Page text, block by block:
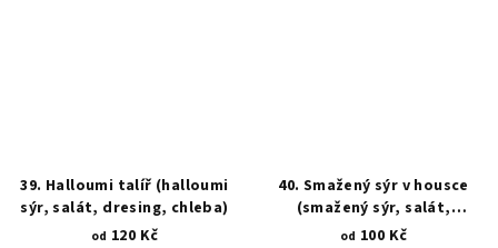
39. Halloumi talíř (halloumi
sýr, salát, dresing, chleba)
od 120 Kč
40. Smažený sýr v housce
(smažený sýr, salát,
dresing, chleba)
od 100 Kč